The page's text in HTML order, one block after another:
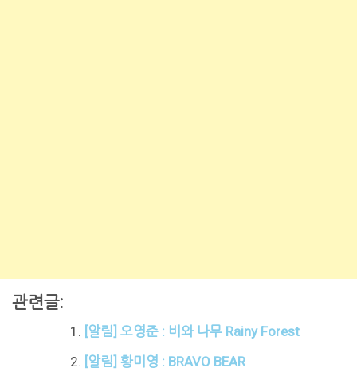
관련글:
[알림] 오영준 : 비와 나무 Rainy Forest
[알림] 황미영 : BRAVO BEAR